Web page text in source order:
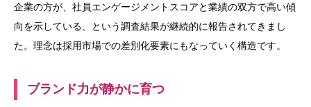
企業の方が、社員エンゲージメントスコアと業績の双方で高い傾
向を示している、という調査結果が継続的に報告されてきまし
た。理念は採用市場での差別化要素にもなっていく構造です。
ブランド力が静かに育つ